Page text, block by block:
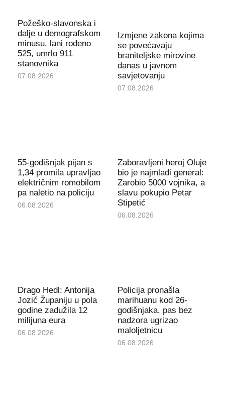
Požeško-slavonska i
dalje u demografskom
minusu, lani rođeno
525, umrlo 911
stanovnika
07.08.2026
Izmjene zakona kojima
se povećavaju
braniteljske mirovine
danas u javnom
savjetovanju
07.08.2026
55-godišnjak pijan s
1,34 promila upravljao
električnim romobilom
pa naletio na policiju
06.08.2026
Zaboravljeni heroj Oluje
bio je najmlađi general:
Zarobio 5000 vojnika, a
slavu pokupio Petar
Stipetić
06.08.2026
Drago Hedl: Antonija
Jozić Županiju u pola
godine zadužila 12
milijuna eura
06.08.2026
Policija pronašla
marihuanu kod 26-
godišnjaka, pas bez
nadzora ugrizao
maloljetnicu
06.08.2026